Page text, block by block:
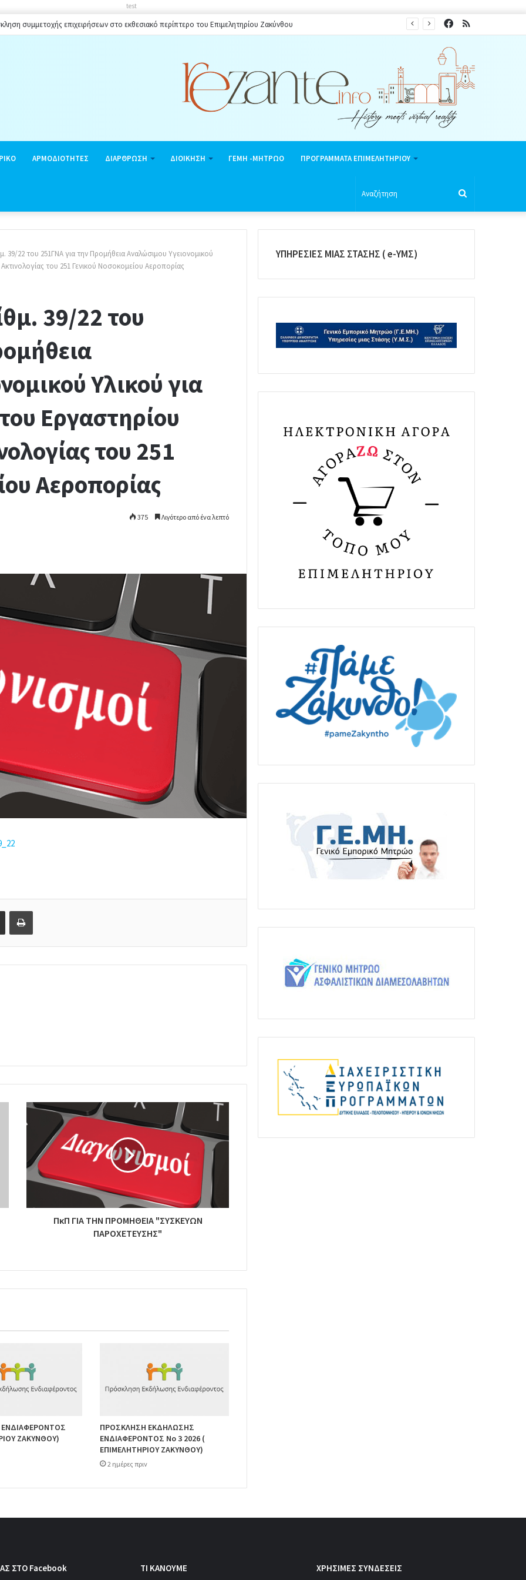
test
συμμετοχής επιχειρήσεων στο εκθεσιακό περίπτερο του Επιμελητηρίου Ζακύνθου RSS
Facebook
ΑΡΜΟΔΙΟΤΗΤΕΣ ΔΙΑΡΘΡΩΣΗ ΔΙΟΙΚΗΣΗ ΓΕΜΗ -ΜΗΤΡΩΟ ΠΡΟΓΡΑΜΜΑΤΑ ΕΠΙΜΕΛΗΤΗΡΙΟΥ
39/22 του 251ΓΝΑ για την Προμήθεια Αναλώσιμου Υγειονομικού
του 251 Γενικού Νοσοκομείου Αεροπορίας
39/22 του
Υλικού για
Εργαστηρίου
του 251
Αεροπορίας
375 Λιγότερο από ένα λεπτό
ΠκΠ ΓΙΑ ΤΗΝ ΠΡΟΜΗΘΕΙΑ "ΣΥΣΚΕΥΩΝ
ΠΑΡΟΧΕΤΕΥΣΗΣ"
ΖΑΚΥΝΘΟΥ)
ΠΡΟΣΚΛΗΣΗ ΕΚΔΗΛΩΣΗΣ
ΕΝΔΙΑΦΕΡΟΝΤΟΣ Νο 3 2026 (
ΕΠΙΜΕΛΗΤΗΡΙΟΥ ΖΑΚΥΝΘΟΥ)
2 ημέρες πριν
ΥΠΗΡΕΣΙΕΣ ΜΙΑΣ ΣΤΑΣΗΣ ( e-ΥΜΣ)
ΣΤΟ Facebook ΤΙ ΚΑΝΟΥΜΕ ΧΡΗΣΙΜΕΣ ΣΥΝΔΕΣΕΙΣ